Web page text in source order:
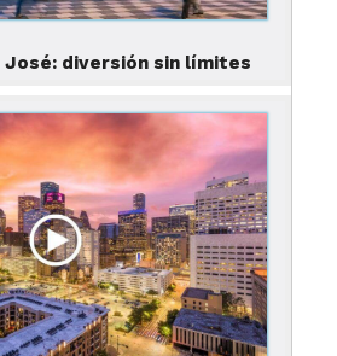
en Miami
en OTL
José: diversión sin límites